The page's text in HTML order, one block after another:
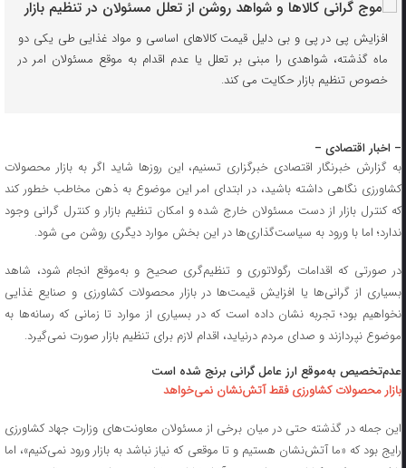
افزایش پی در پی و بی دلیل قیمت کالاهای اساسی و مواد غذایی طی یکی دو
ماه گذشته، شواهدی را مبنی بر تعلل یا عدم اقدام به موقع مسئولان امر در
خصوص تنظیم بازار حکایت می کند.
– اخبار اقتصادی –
به گزارش خبرنگار اقتصادی خبرگزاری تسنیم، این روزها شاید اگر به بازار محصولات
کشاورزی نگاهی داشته باشید، در ابتدای امر این موضوع به ذهن مخاطب خطور کند
که کنترل بازار از دست مسئولان خارج شده و امکان تنظیم بازار و کنترل گرانی وجود
ندارد؛ اما با ورود به سیاست‌گذاری‌ها در این بخش موارد دیگری روشن می شود.
در صورتی که اقدامات رگولاتوری و تنظیم‌گری صحیح و به‌موقع انجام شود، شاهد
بسیاری از گرانی‌ها یا افزایش قیمت‌ها در بازار محصولات کشاورزی و صنایع غذایی
نخواهیم بود؛ تجربه نشان داده است که در بسیاری از موارد تا زمانی که رسانه‌ها به
موضوع نپردازند و صدای مردم درنیاید، اقدام لازم برای تنظیم بازار صورت نمی‌گیرد.
عدم‌تخصیص به‌موقع ارز عامل گرانی برنج شده است
بازار محصولات کشاورزی فقط آتش‌نشان نمی‌خواهد
این جمله در گذشته حتی در میان برخی از مسئولان معاونت‌های وزارت جهاد کشاورزی
رایج بود که «ما آتش‌نشان هستیم و تا موقعی که نیاز نباشد به بازار ورود نمی‌کنیم»، اما